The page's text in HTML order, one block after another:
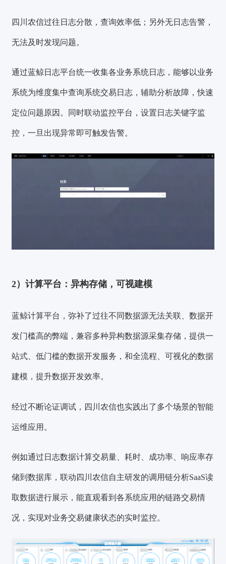
四川农信过往日志分散，查询效率低；另外无日志告警，
无法及时发现问题。
通过蓝鲸日志平台统一收集各业务系统日志，能够以业务
系统为维度集中查询系统交易日志，辅助分析故障，快速
定位问题原因。同时联动监控平台，设置日志关键字监
控，一旦出现异常即可触发告警。
2）计算平台：异构存储，可视建模
蓝鲸计算平台，弥补了过往不同数据源无法关联、数据开
发门槛高的弊端，兼容多种异构数据源采集存储，提供一
站式、低门槛的数据开发服务，和全流程、可视化的数据
建模，提升数据开发效率。
经过不断论证调试，四川农信也实践出了多个场景的智能
运维应用。
例如通过日志数据计算交易量、耗时、成功率、响应率存
储到数据库，联动四川农信自主研发的调用链分析SaaS读
取数据进行展示，能直观看到各系统应用的链路交易情
况，实现对业务交易健康状态的实时监控。